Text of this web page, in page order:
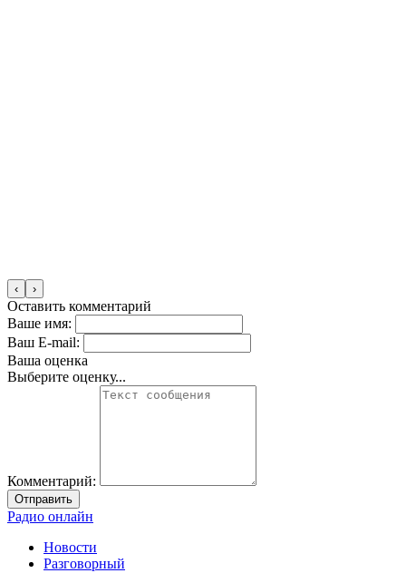
‹ ›
Оставить комментарий
Ваше имя:
Ваш E-mail:
Ваша оценка
Выберите оценку...
Комментарий:
Отправить
Радио онлайн
Новости
Разговорный